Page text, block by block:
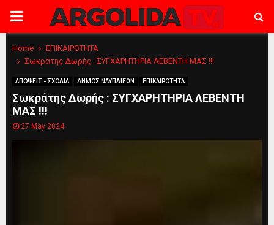
PRIMARY
MENU
Home
ΕΠΙΚΑΙΡΟΤΗΤΑ
Σωκράτης Δωρής : ΣΥΓΧΑΡΗΤΗΡΙΑ ΛΕΒΕΝΤΗ ΜΑΣ !!!
ΑΠΟΨΕΙΣ - ΣΧΟΛΙΑ ΔΗΜΟΣ ΝΑΥΠΛΙΕΩΝ ΕΠΙΚΑΙΡΟΤΗΤΑ
Σωκράτης Δωρής : ΣΥΓΧΑΡΗΤΗΡΙΑ ΛΕΒΕΝΤΗ
ΜΑΣ !!!
27 May 2024